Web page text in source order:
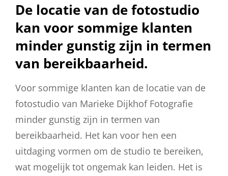
De locatie van de fotostudio
kan voor sommige klanten
minder gunstig zijn in termen
van bereikbaarheid.
Voor sommige klanten kan de locatie van de
fotostudio van Marieke Dijkhof Fotografie
minder gunstig zijn in termen van
bereikbaarheid. Het kan voor hen een
uitdaging vormen om de studio te bereiken,
wat mogelijk tot ongemak kan leiden. Het is